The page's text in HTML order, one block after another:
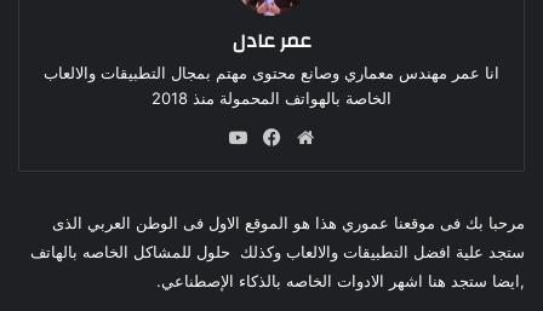
عمر عادل
انا عمر مهندس معماري وصانع محتوى مهتم بمجال التطبيقات والالعاب
الخاصة بالهواتف المحمولة منذ 2018
موقع
فيسبوك
مرحبا بك فى موقعنا عموري هذا هو الموقع الاول فى الوطن العربي الذى
ستجد علية افضل التطبيقات والالعاب وكذلك حلول للمشاكل الخاصه بالهاتف
,ايضا ستجد هنا اشهر الادوات الخاصه بالذكاء الإصطناعي.